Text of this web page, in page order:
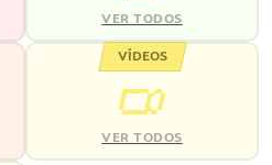
VER TODOS
VÍDEOS
VER TODOS